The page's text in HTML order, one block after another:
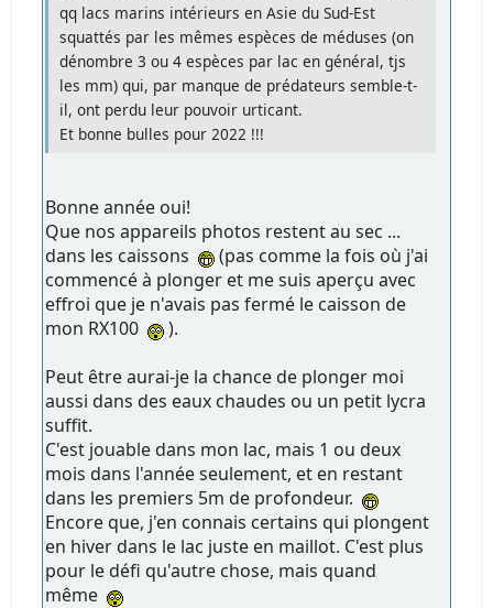
qq lacs marins intérieurs en Asie du Sud-Est
squattés par les mêmes espèces de méduses (on
dénombre 3 ou 4 espèces par lac en général, tjs
les mm) qui, par manque de prédateurs semble-t-
il, ont perdu leur pouvoir urticant.
Et bonne bulles pour 2022 !!!
Bonne année oui!
Que nos appareils photos restent au sec ...
dans les caissons
(pas comme la fois où j'ai
commencé à plonger et me suis aperçu avec
effroi que je n'avais pas fermé le caisson de
mon RX100
).
Peut être aurai-je la chance de plonger moi
aussi dans des eaux chaudes ou un petit lycra
suffit.
C'est jouable dans mon lac, mais 1 ou deux
mois dans l'année seulement, et en restant
dans les premiers 5m de profondeur.
Encore que, j'en connais certains qui plongent
en hiver dans le lac juste en maillot. C'est plus
pour le défi qu'autre chose, mais quand
même